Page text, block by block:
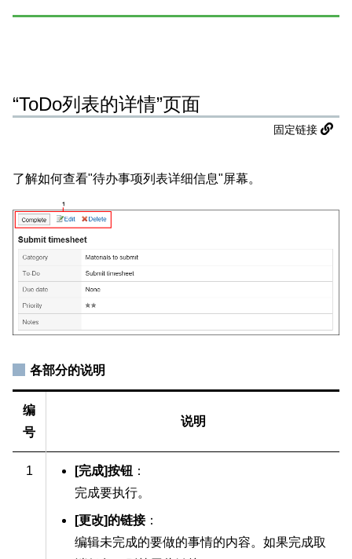
“ToDo列表的详情”页面
固定链接
了解如何查看"待办事项列表详细信息"屏幕。
各部分的说明
编
号
说明
1 [完成]按钮 ：
完成要执行。
[更改]的链接：
编辑未完成的要做的事情的内容。如果完成取